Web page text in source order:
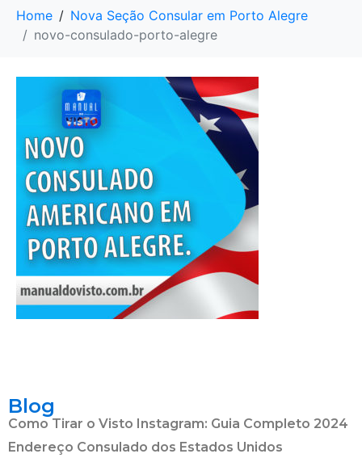
Home
Nova Seção Consular em Porto Alegre
novo-consulado-porto-alegre
Blog
Como Tirar o Visto Instagram: Guia Completo 2024
Endereço Consulado dos Estados Unidos